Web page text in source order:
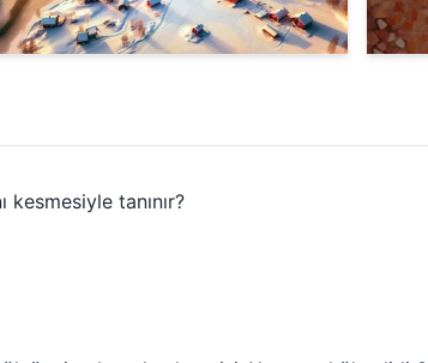
kesmesiyle tanınır?